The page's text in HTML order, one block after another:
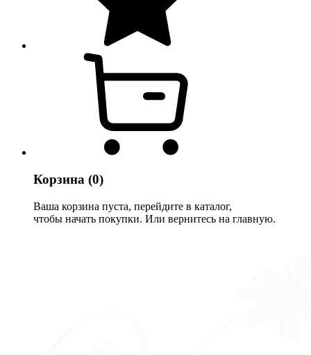
Корзина (0)
Ваша корзина пуста, перейдите в каталог,
чтобы начать покупки. Или вернитесь на главную.